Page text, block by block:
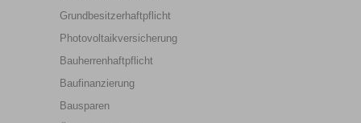
Grundbesitzerhaftpflicht
Photovoltaikversicherung
Bauherrenhaftpflicht
Baufinanzierung
Bausparen